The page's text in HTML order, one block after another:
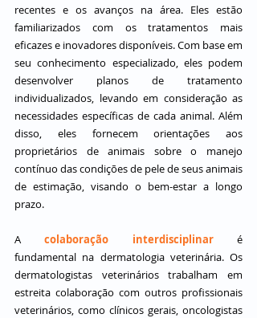
recentes e os avanços na área. Eles estão
familiarizados com os tratamentos mais
eficazes e inovadores disponíveis. Com base em
seu conhecimento especializado, eles podem
desenvolver planos de tratamento
individualizados, levando em consideração as
necessidades específicas de cada animal. Além
disso, eles fornecem orientações aos
proprietários de animais sobre o manejo
contínuo das condições de pele de seus animais
de estimação, visando o bem-estar a longo
prazo.
A colaboração interdisciplinar é
fundamental na dermatologia veterinária. Os
dermatologistas veterinários trabalham em
estreita colaboração com outros profissionais
veterinários, como clínicos gerais, oncologistas